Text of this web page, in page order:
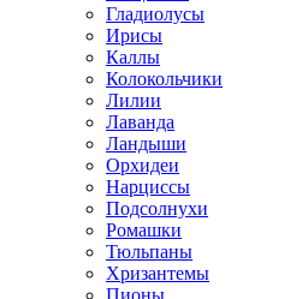
Гладиолусы
Ирисы
Каллы
Колокольчики
Лилии
Лаванда
Ландыши
Орхидеи
Нарциссы
Подсолнухи
Ромашки
Тюльпаны
Хризантемы
Пионы